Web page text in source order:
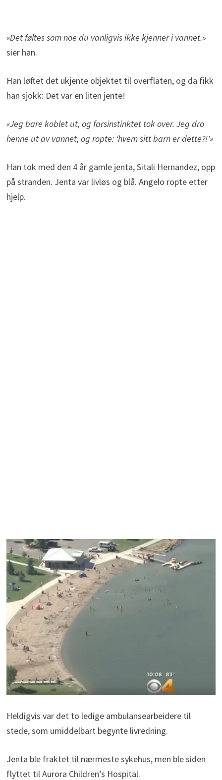
«Det føltes som noe du vanligvis ikke kjenner i vannet.»
sier han.
Han løftet det ukjente objektet til overflaten, og da fikk
han sjokk: Det var en liten jente!
«Jeg bare koblet ut, og farsinstinktet tok over. Jeg dro
henne ut av vannet, og ropte: ‘hvem sitt barn er dette?!'»
Han tok med den 4 år gamle jenta, Sitali Hernandez, opp
på stranden. Jenta var livløs og blå. Angelo ropte etter
hjelp.
Heldigvis var det to ledige ambulansearbeidere til
stede, som umiddelbart begynte livredning.
Jenta ble fraktet til nærmeste sykehus, men ble siden
flyttet til Aurora Children’s Hospital.